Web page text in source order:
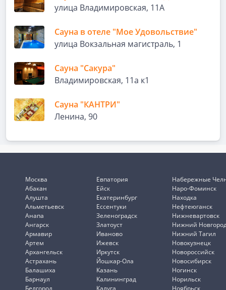
улица Владимировская, 11А
Сауна в отеле "Мое Удовольствие"
улица Вокзальная магистраль, 1
Сауна "Сакура"
Владимировская, 11а к1
Сауна "КАНТРИ"
Ленина, 90
Москва
Абакан
Алушта
Альметьевск
Анапа
Ангарск
Армавир
Артем
Архангельск
Астрахань
Балашиха
Барнаул
Белгород
Евпатория
Ейск
Екатеринбург
Ессентуки
Зеленоградск
Златоуст
Иваново
Ижевск
Иркутск
Йошкар-Ола
Казань
Калининград
Калуга
Набережные
Наро-Фоминск
Находка
Нефтеюганск
Нижневартовск
Нижний
Нижний Тагил
Новокузнецк
Новороссийск
Новосибирск
Ногинск
Норильск
Ноябрьск